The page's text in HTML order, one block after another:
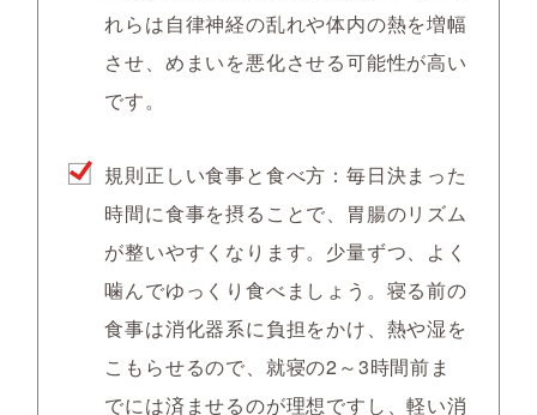
れらは自律神経の乱れや体内の熱を増幅
させ、めまいを悪化させる可能性が高い
です。
規則正しい食事と食べ方：毎日決まった
時間に食事を摂ることで、胃腸のリズム
が整いやすくなります。少量ずつ、よく
噛んでゆっくり食べましょう。寝る前の
食事は消化器系に負担をかけ、熱や湿を
こもらせるので、就寝の2～3時間前ま
でには済ませるのが理想ですし、軽い消